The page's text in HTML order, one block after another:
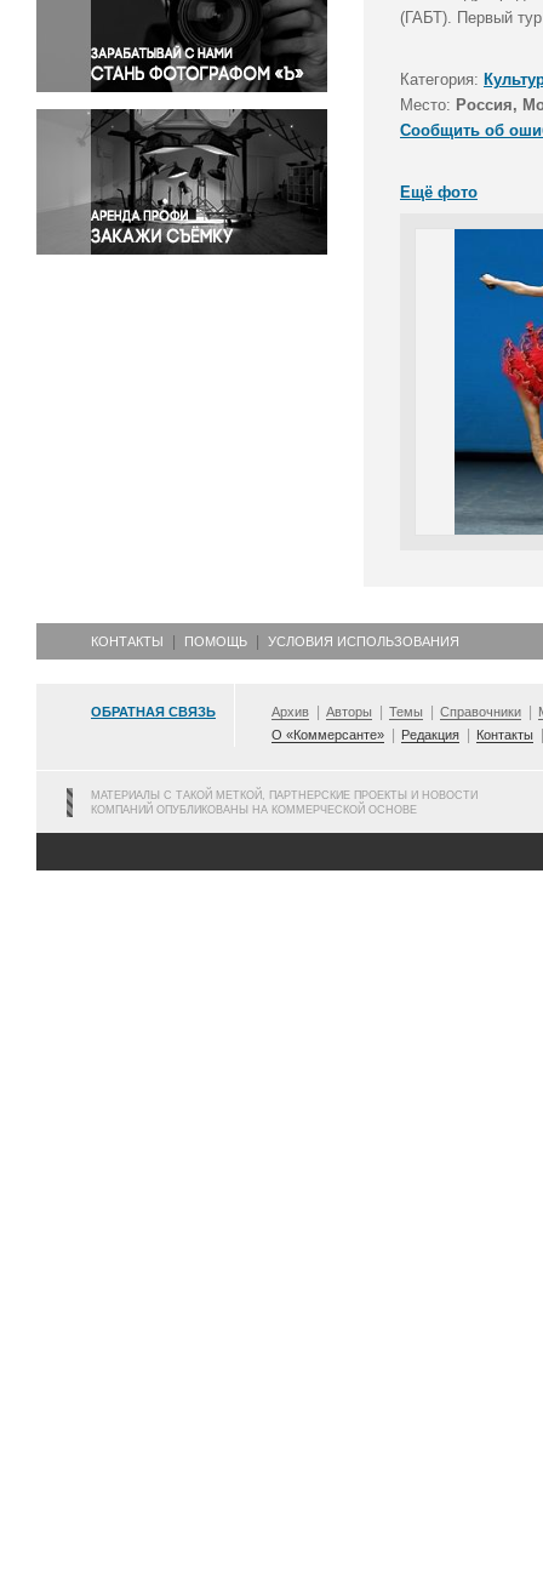
Правосудие
Происшествия и конфликты
Религия
Светская жизнь
Спорт
Экология
Экономика и бизнес
(ГАБТ). Первый
Категория:
Место: Россия,
Сообщить об
Ещё фото
КОНТАКТЫ ПОМОЩЬ УСЛОВИЯ ИСПОЛЬЗОВАНИЯ
ОБРАТНАЯ СВЯЗЬ Архив Авторы Темы Справочники
О «Коммерсанте»
Редакция Контакты
МАТЕРИАЛЫ С ТАКОЙ МЕТКОЙ, ПАРТНЕРСКИЕ ПРОЕКТЫ И НОВОСТИ
КОМПАНИЙ ОПУБЛИКОВАНЫ НА КОММЕРЧЕСКОЙ ОСНОВЕ